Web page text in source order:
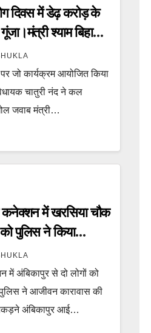
दिवस में डेढ़ करोड़ के
श्याम बिहारी
गंभीर सवाल।
पहल पर।
जो कार्यक्रम आयोजित किया
चातुरी नंद ने कल
जवाब मंत्री…
में खरसिया चौक
पुलिस ने किया
अंबिकापुर से दो लोगों को
ने आजीवन कारावास की
अंबिकापुर आई…